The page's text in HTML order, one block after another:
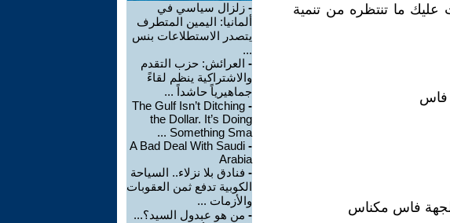
عليك ما تنتظره من تنمية
فاس
لجهة فاس مكناس
- زلزال سياسي في
ألمانيا: اليمين المتطرف
يتصدر الاستطلاعات بنس
...
- العرائش: حزب التقدم
والاشتراكية ينظم لقاءً
جماهيرياً حاشداً ...
-
The Gulf Isn’t Ditching
the Dollar. It’s Doing
Something Sma ...
-
A Bad Deal With Saudi
Arabia
- فنادق بلا نزلاء.. السياحة
الكوبية تدفع ثمن العقوبات
والأزمات ...
- من هو عبدول السيد؟...